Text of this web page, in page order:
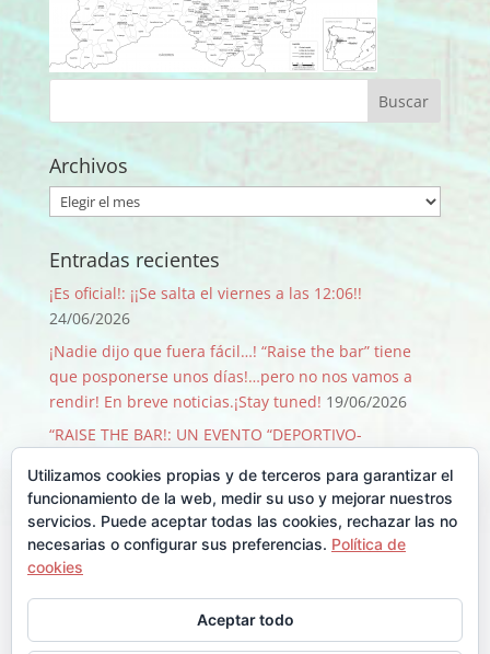
Archivos
Archivos
Entradas recientes
¡Es oficial!: ¡¡Se salta el viernes a las 12:06!!
24/06/2026
¡Nadie dijo que fuera fácil…! “Raise the bar” tiene
que posponerse unos días!…pero no nos vamos a
rendir! En breve noticias.¡Stay tuned! 19/06/2026
“RAISE THE BAR!: UN EVENTO “DEPORTIVO-
AÑOS! 09/06/2026
¡GRACIAS, GRACIAS …Y GRACIAS! 29/08/2025
Llegó Junio y con él la Backyard!! 30/06/2025
Comentarios recientes
Utilizamos cookies propias y de terceros para garantizar el
funcionamiento de la web, medir su uso y mejorar nuestros
servicios. Puede aceptar todas las cookies, rechazar las no
necesarias o configurar sus preferencias. Política de
cookies
Aceptar todo